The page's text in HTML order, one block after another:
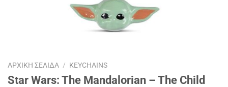
ΑΡΧΙΚΉ ΣΕΛΊΔΑ / KEYCHAINS
Star Wars: The Mandalorian – The Child